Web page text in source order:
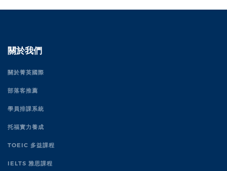
關於我們
關於菁英國際
部落客推薦
學員排課系統
托福實力養成
TOEIC 多益課程
IELTS 雅思課程